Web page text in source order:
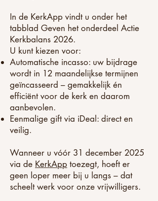
In de KerkApp vindt u onder het
tabblad Geven het onderdeel Actie
Kerkbalans 2026.
U kunt kiezen voor:
Automatische incasso: uw bijdrage
wordt in 12 maandelijkse termijnen
geïncasseerd – gemakkelijk én
efficiënt voor de kerk en daarom
aanbevolen.
Eenmalige gift via iDeal: direct en
veilig.
Wanneer u vóór 31 december 2025
via de KerkApp toezegt, hoeft er
geen loper meer bij u langs – dat
scheelt werk voor onze vrijwilligers.